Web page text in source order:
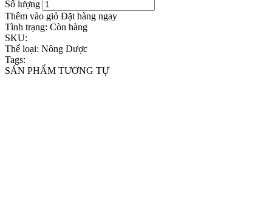
Số lượng
Thêm vào giỏ Đặt hàng ngay
Tình trạng: Còn hàng
SKU:
Thể loại: Nông Dược
Tags:
SẢN PHẨM TƯƠNG TỰ